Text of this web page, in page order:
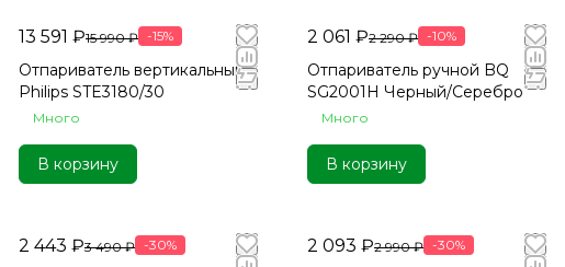
13 591 ₽15 990 ₽ -15%
Отпариватель вертикальный
Philips STE3180/30
Много
В корзину
2 061 ₽2 290 ₽ -10%
Отпариватель ручной BQ
SG2001H Черный/Серебро
Много
В корзину
2 443 ₽3 490 ₽ -30% 2 093 ₽2 990 ₽ -30%